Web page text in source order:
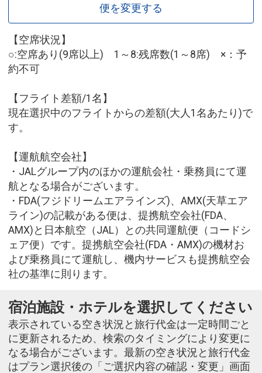
便を変更する
【空席状況】
○:空席あり(9席以上) 1～8:残席数(1～8席) ×：予
約不可
【フライト差額/1名】
現在選択中のフライトからの差額(大人1名あたり)で
す。
【運航航空会社】
・JALグループ内のほかの運航会社・乗務員にて運
航となる場合がございます。
・FDA(フジドリームエアラインズ)、AMX(天草エア
ライン)の記載がある便は、提携航空会社(FDA、
AMX)と日本航空（JAL）との共同運航便（コードシ
ェア便）です。提携航空会社(FDA・AMX)の機材お
よび乗務員にて運航し、機内サービスも提携航空会
社の基準に則ります。
宿泊施設・ホテルを選択してください
表示されている空き状況と旅行代金は一定時間ごと
に更新されるため、検索のタイミングにより変更に
なる場合がございます。最新の空き状況と旅行代金
はプラン選択後の「ご選択内容の確認・変更」画面